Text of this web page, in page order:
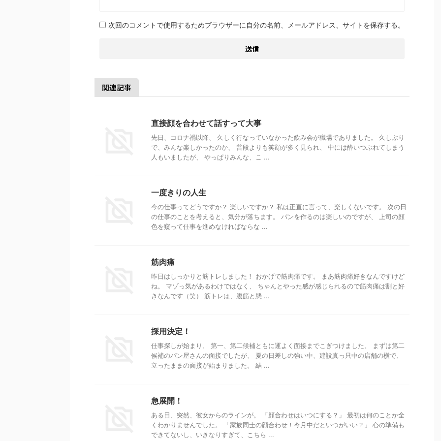
次回のコメントで使用するためブラウザーに自分の名前、メールアドレス、サイトを保存する。
関連記事
直接顔を合わせて話すって大事
先日、コロナ禍以降、 久しく行なっていなかった飲み会が職場でありました。 久しぶり
で、みんな楽しかったのか、 普段よりも笑顔が多く見られ、 中には酔いつぶれてしまう
人もいましたが、 やっぱりみんな、こ ...
一度きりの人生
今の仕事ってどうですか？ 楽しいですか？ 私は正直に言って、楽しくないです。 次の日
の仕事のことを考えると、気分が落ちます。 パンを作るのは楽しいのですが、 上司の顔
色を窺って仕事を進めなければならな ...
筋肉痛
昨日はしっかりと筋トレしました！ おかげで筋肉痛です。 まあ筋肉痛好きなんですけど
ね。 マゾっ気があるわけではなく、 ちゃんとやった感が感じられるので筋肉痛は割と好
きなんです（笑） 筋トレは、腹筋と懸 ...
採用決定！
仕事探しが始まり、 第一、第二候補ともに運よく面接までこぎつけました。 まずは第二
候補のパン屋さんの面接でしたが、 夏の日差しの強い中、建設真っ只中の店舗の横で、
立ったままの面接が始まりました。 結 ...
急展開！
ある日、突然、彼女からのラインが。 「顔合わせはいつにする？」 最初は何のことか全
くわかりませんでした。 「家族同士の顔合わせ！今月中だといつがいい？」 心の準備も
できてないし、いきなりすぎて、こちら ...